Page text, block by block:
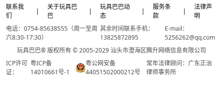
联系我
们
|
关于玩具巴
巴
|
玩具巴巴动
态
|
服务条
款
|
法律声
明
电话：0754-85638555（周一至周
六8:30-17:30）
其余时间联系手机：
13825872895
E-mail：
5256262@qq.com
玩具巴巴® 版权所有 © 2005-2029 汕头市澄海区腾升网络信息有限公司
ICP许可
证：
粤ICP备
14010661号-1
粤公网安备
44051502000212号
常年法律顾问：广东正治
律师事务所